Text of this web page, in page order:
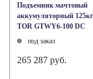
Подъемник мачтовый
аккумуляторный
TOR GTWY6-100 DC
под заказ
265 287 руб.